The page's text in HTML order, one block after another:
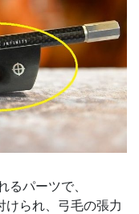
パーツで、
られ、弓毛の張力